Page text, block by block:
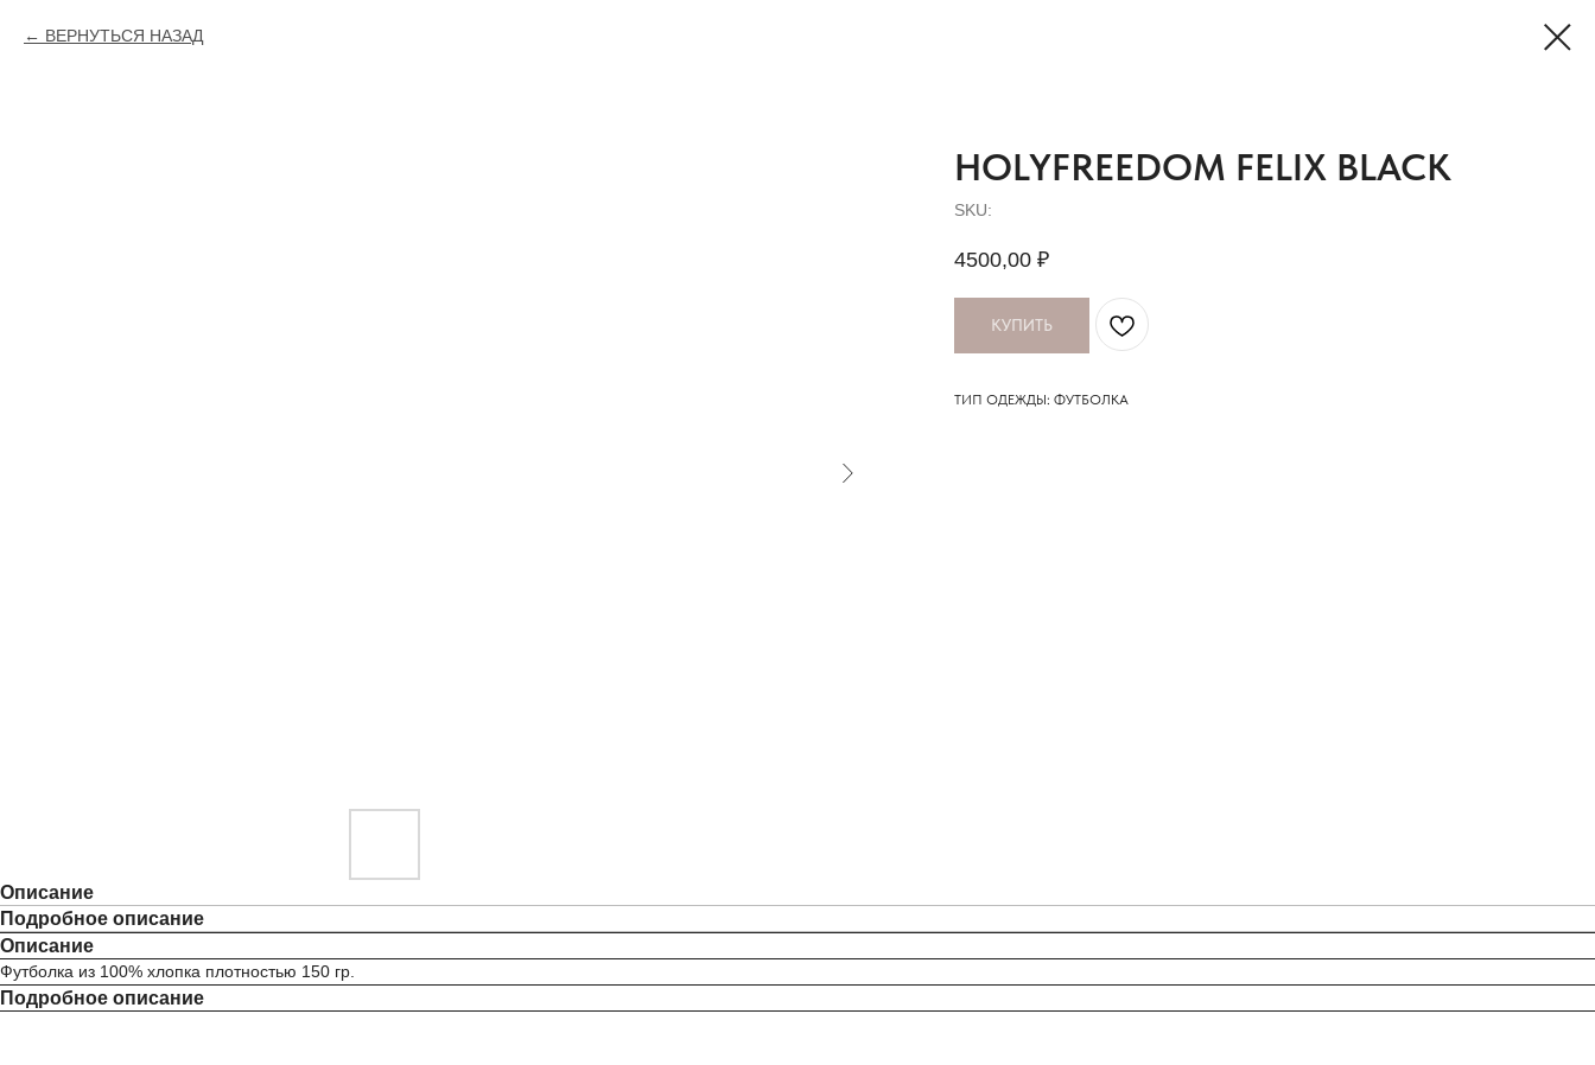
ВЕРНУТЬСЯ НАЗАД
HOLYFREEDOM FELIX BLACK
SKU:
4500,00 ₽
КУПИТЬ
ТИП ОДЕЖДЫ: ФУТБОЛКА
Описание
Подробное описание
Описание
Футболка из 100% хлопка плотностью 150 гр.
Подробное описание